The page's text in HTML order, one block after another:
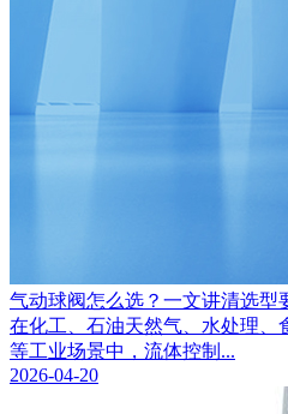
气动球阀怎么选？一文讲清选型
在化工、石油天然气、水处理、
等工业场景中，流体控制...
2026-04-20